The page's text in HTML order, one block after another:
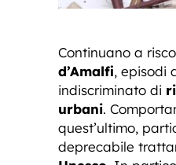
Continuano a
d’Amalfi, episodi
indiscriminato di
urbani.
quest’ultimo,
deprecabile